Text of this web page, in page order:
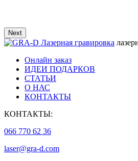
Next
Онлайн заказ
ИДЕИ ПОДАРКОВ
СТАТЬИ
О НАС
КОНТАКТЫ
КОНТАКТЫ:
066 770 62 36
laser@gra-d.com